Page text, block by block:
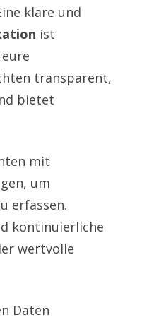
klare und
ist
transparent,
bietet
mit
um
erfassen.
kontinuierliche
wertvolle
Daten